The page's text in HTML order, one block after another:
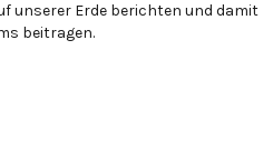
unserer Erde berichten und damit
beitragen.